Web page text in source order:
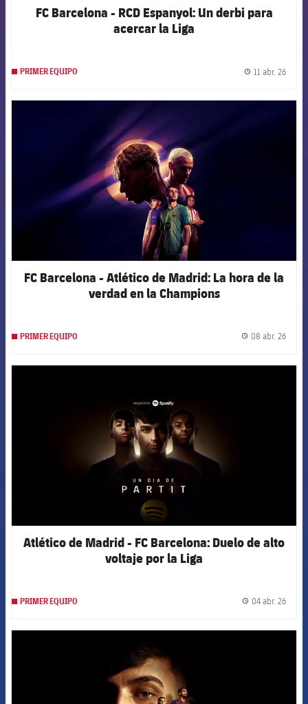
FC Barcelona - RCD Espanyol: Un derbi para
acercar la Liga
PRIMER EQUIPO 11 abr. 26
FC Barcelona - Atlético de Madrid: La hora de la
verdad en la Champions
PRIMER EQUIPO 08 abr. 26
Atlético de Madrid - FC Barcelona: Duelo de alto
voltaje por la Liga
PRIMER EQUIPO 04 abr. 26